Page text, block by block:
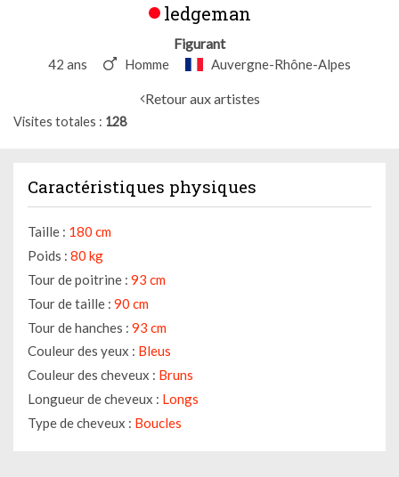
ledgeman
Figurant
42 ans Homme Auvergne-Rhône-Alpes
Retour aux artistes
Visites totales 128
Caractéristiques physiques
Taille : 180 cm
Poids : 80 kg
Tour de poitrine : 93 cm
Tour de taille : 90 cm
Tour de hanches : 93 cm
Couleur des yeux : Bleus
Couleur des cheveux : Bruns
Longueur de cheveux : Longs
Type de cheveux : Boucles